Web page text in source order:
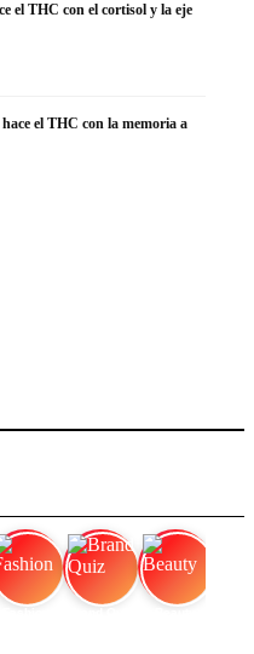
el THC con el cortisol y la eje
el THC con la memoria a